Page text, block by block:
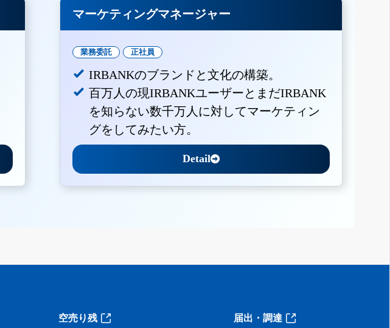
マーケティングマネージャー
業務委託 正社員
IRBANKのブランドと文化の構築。
百万人の現IRBANKユーザーとまだIRBANK
を知らない数千万人に対してマーケティン
グをしてみたい方。
Detail
空売り残 届出・調達